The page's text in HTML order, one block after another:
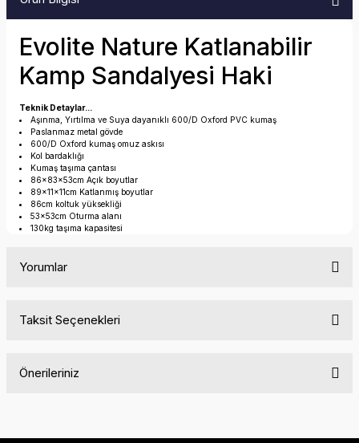
Evolite Nature Katlanabilir
Kamp Sandalyesi Haki
Teknik Detaylar...
Aşınma, Yırtılma ve Suya dayanıklı 600/D Oxford PVC kumaş
Paslanmaz metal gövde
600/D Oxford kumaş omuz askısı
Kol bardaklığı
Kumaş taşıma çantası
86x83x53cm Açık boyutlar
89x11x11cm Katlanmış boyutlar
86cm koltuk yüksekliği
53x53cm Oturma alanı
130kg taşıma kapasitesi
Yorumlar
Taksit Seçenekleri
Önerileriniz